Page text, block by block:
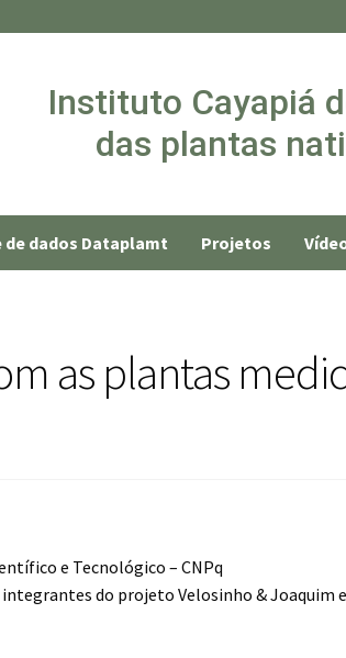
Instituto Cayapiá
das plantas
de dados Dataplamt Projetos
as plantas
e Tecnológico – CNPq
do projeto Velosinho &